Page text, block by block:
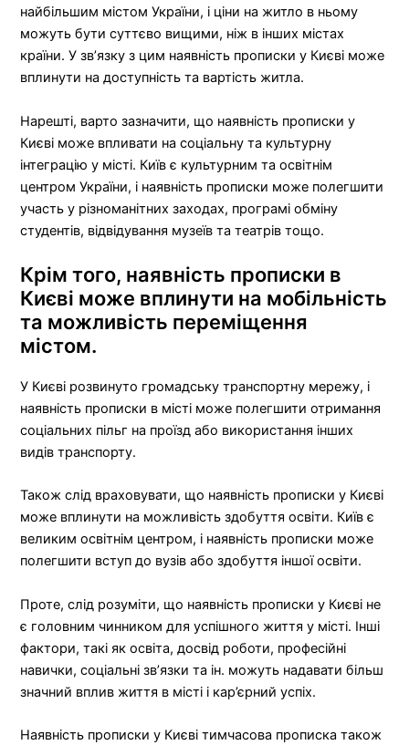
найбільшим містом України, і ціни на житло в ньому
можуть бути суттєво вищими, ніж в інших містах
країни. У зв’язку з цим наявність прописки у Києві може
вплинути на доступність та вартість житла.
Нарешті, варто зазначити, що наявність прописки у
Києві може впливати на соціальну та культурну
інтеграцію у місті. Київ є культурним та освітнім
центром України, і наявність прописки може полегшити
участь у різноманітних заходах, програмі обміну
студентів, відвідування музеїв та театрів тощо.
Крім того, наявність прописки в
Києві може вплинути на мобільність
та можливість переміщення
містом.
У Києві розвинуто громадську транспортну мережу, і
наявність прописки в місті може полегшити отримання
соціальних пільг на проїзд або використання інших
видів транспорту.
Також слід враховувати, що наявність прописки у Києві
може вплинути на можливість здобуття освіти. Київ є
великим освітнім центром, і наявність прописки може
полегшити вступ до вузів або здобуття іншої освіти.
Проте, слід розуміти, що наявність прописки у Києві не
є головним чинником для успішного життя у місті. Інші
фактори, такі як освіта, досвід роботи, професійні
навички, соціальні зв’язки та ін. можуть надавати більш
значний вплив життя в місті і кар’єрний успіх.
Наявність прописки у Києві тимчасова прописка також